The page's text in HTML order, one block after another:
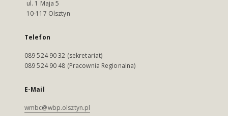
ul. 1 Maja 5
10-117 Olsztyn
Telefon
089 524 90 32 (sekretariat)
089 524 90 48 (Pracownia Regionalna)
E-Mail
wmbc@wbp.olsztyn.pl